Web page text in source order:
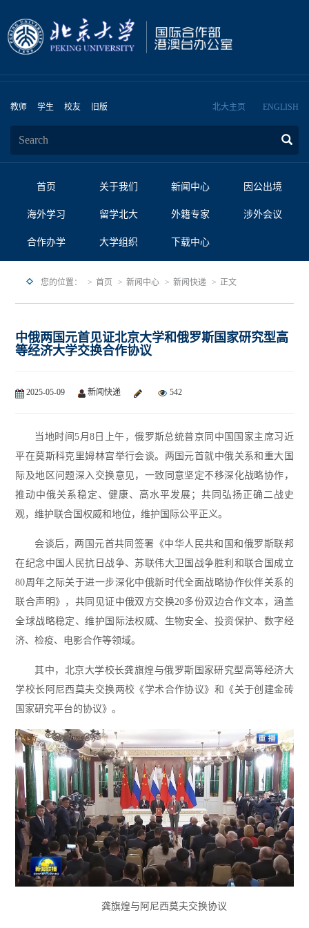
教师 学生 校友 旧版 北大主页 ENGLISH
首页 关于我们 新闻中心 因公出境
海外学习 留学北大 外籍专家 涉外会议
合作办学 大学组织 下载中心
您的位置： 首页 新闻中心 新闻快递 正文
中俄两国元首见证北京大学和俄罗斯国家研究型高
等经济大学交换合作协议
2025-05-09 新闻快递 542
当地时间5月8日上午，俄罗斯总统普京同中国国家主席习近
平在莫斯科克里姆林宫举行会谈。两国元首就中俄关系和重大国
际及地区问题深入交换意见，一致同意坚定不移深化战略协作，
推动中俄关系稳定、健康、高水平发展；共同弘扬正确二战史
观，维护联合国权威和地位，维护国际公平正义。
会谈后，两国元首共同签署《中华人民共和国和俄罗斯联邦
在纪念中国人民抗日战争、苏联伟大卫国战争胜利和联合国成立
80周年之际关于进一步深化中俄新时代全面战略协作伙伴关系的
联合声明》，共同见证中俄双方交换20多份双边合作文本，涵盖
全球战略稳定、维护国际法权威、生物安全、投资保护、数字经
济、检疫、电影合作等领域。
其中，北京大学校长龚旗煌与俄罗斯国家研究型高等经济大
学校长阿尼西莫夫交换两校《学术合作协议》和《关于创建金砖
国家研究平台的协议》。
龚旗煌与阿尼西莫夫交换协议